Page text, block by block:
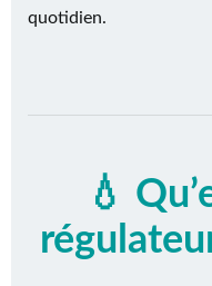
quotidien.
💧